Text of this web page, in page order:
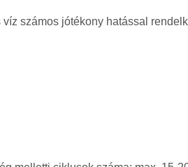
víz számos jótékony hatással